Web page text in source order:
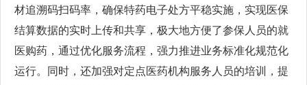
材追溯码扫码率，确保特药电子处方平稳实施，实现医保
结算数据的实时上传和共享，极大地方便了参保人员的就
医购药，通过优化服务流程，强力推进业务标准化规范化
运行。同时，还加强对定点医药机构服务人员的培训，提